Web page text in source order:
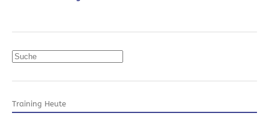
Suchen
Training Heute